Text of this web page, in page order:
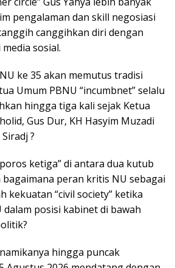
pengalaman dan skill negosiasi
canggihkan diri dengan
sosial.
ke 35 akan memutus tradisi
Umum PBNU “incumbnet” selalu
hingga tiga kali sejak Ketua
Gus Dur, KH Hasyim Muzadi
?
ketiga” di antara dua kutub
peran kritis NU sebagai
kekuatan “civil society” ketika
dalam posisi kabinet di bawah
hingga puncak